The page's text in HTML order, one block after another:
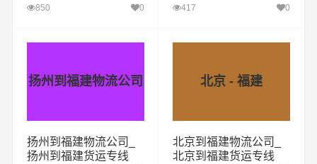
850 0 417 0
扬州到福建物流公司
扬州到福建物流公司_
扬州到福建货运专线
北京 - 福建
北京到福建物流公司_
北京到福建货运专线